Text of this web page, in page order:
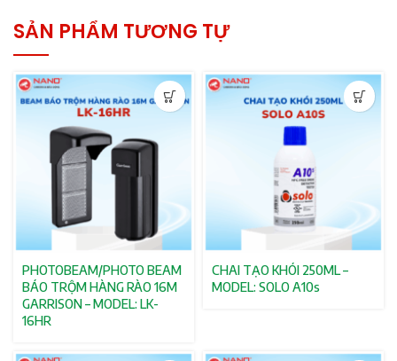
SẢN PHẨM TƯƠNG TỰ
PHOTOBEAM/PHOTO BEAM
BÁO TRỘM HÀNG RÀO 16M
GARRISON – MODEL: LK-
16HR
CHAI TẠO KHÓI 250ML –
MODEL: SOLO A10s